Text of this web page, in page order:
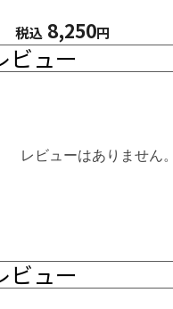
税込 8,250円
ビュー
レビューはありません。
ビュー